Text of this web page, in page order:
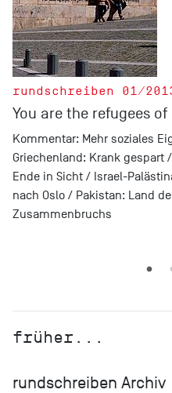
rundschreiben 01/
You are the refugees of
Kommentar: Mehr soziales
Griechenland: Krank gespart
Ende in Sicht / Israel-
nach Oslo / Pakistan: Land
Zusammenbruchs
früher...
rundschreiben Archiv